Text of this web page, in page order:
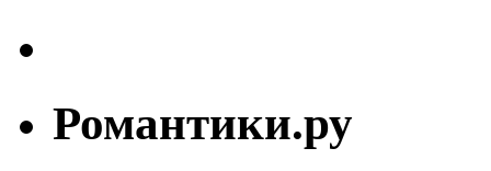
Романтики.ру